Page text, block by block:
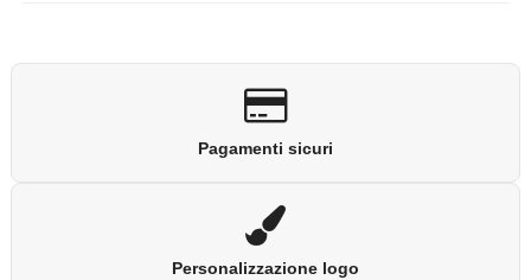
Pagamenti sicuri
Personalizzazione logo